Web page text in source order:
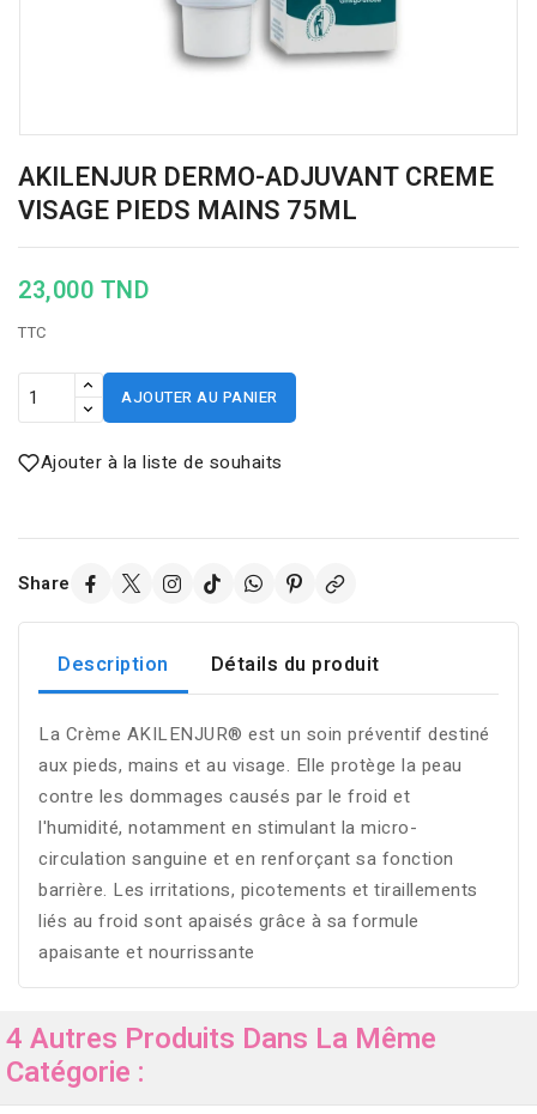
AKILENJUR DERMO-ADJUVANT CREME
VISAGE PIEDS MAINS 75ML
23,000 TND
TTC
AJOUTER AU PANIER
Ajouter à la liste de souhaits
Share
Description Détails du produit
La Crème AKILENJUR® est un soin préventif destiné
aux pieds, mains et au visage. Elle protège la peau
contre les dommages causés par le froid et
l'humidité, notamment en stimulant la micro-
circulation sanguine et en renforçant sa fonction
barrière. Les irritations, picotements et tiraillements
liés au froid sont apaisés grâce à sa formule
apaisante et nourrissante
4 Autres Produits Dans La Même
Catégorie :